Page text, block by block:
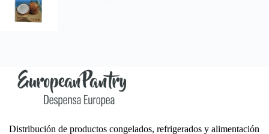
Distribución de productos congelados, refrigerados y alimentación